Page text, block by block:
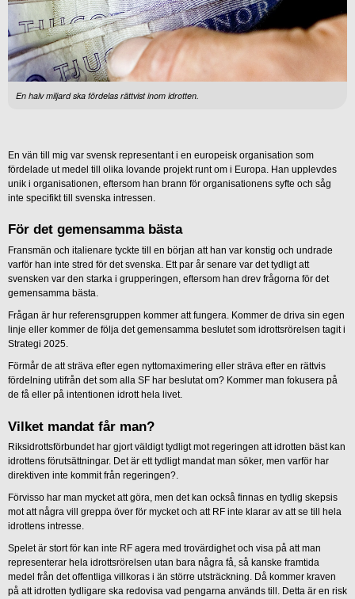
En halv miljard ska fördelas rättvist inom idrotten.
En vän till mig var svensk representant i en europeisk organisation som
fördelade ut medel till olika lovande projekt runt om i Europa. Han upplevdes
unik i organisationen, eftersom han brann för organisationens syfte och såg
inte specifikt till svenska intressen.
För det gemensamma bästa
Fransmän och italienare tyckte till en början att han var konstig och undrade
varför han inte stred för det svenska. Ett par år senare var det tydligt att
svensken var den starka i grupperingen, eftersom han drev frågorna för det
gemensamma bästa.
Frågan är hur referensgruppen kommer att fungera. Kommer de driva sin egen
linje eller kommer de följa det gemensamma beslutet som idrottsrörelsen tagit i
Strategi 2025.
Förmår de att sträva efter egen nyttomaximering eller sträva efter en rättvis
fördelning utifrån det som alla SF har beslutat om? Kommer man fokusera på
de få eller på intentionen idrott hela livet.
Vilket mandat får man?
Riksidrottsförbundet har gjort väldigt tydligt mot regeringen att idrotten bäst kan
idrottens förutsättningar. Det är ett tydligt mandat man söker, men varför har
direktiven inte kommit från regeringen?.
Förvisso har man mycket att göra, men det kan också finnas en tydlig skepsis
mot att några vill greppa över för mycket och att RF inte klarar av att se till hela
idrottens intresse.
Spelet är stort för kan inte RF agera med trovärdighet och visa på att man
representerar hela idrottsrörelsen utan bara några få, så kanske framtida
medel från det offentliga villkoras i än större utsträckning. Då kommer kraven
på att idrotten tydligare ska redovisa vad pengarna används till. Detta är en risk